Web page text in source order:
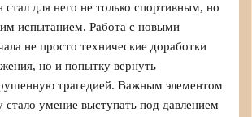
для него не только спортивным, но
испытанием. Работа с новыми
не просто технические доработки
но и попытку вернуть
трагедией. Важным элементом
стало умение выступать под давлением